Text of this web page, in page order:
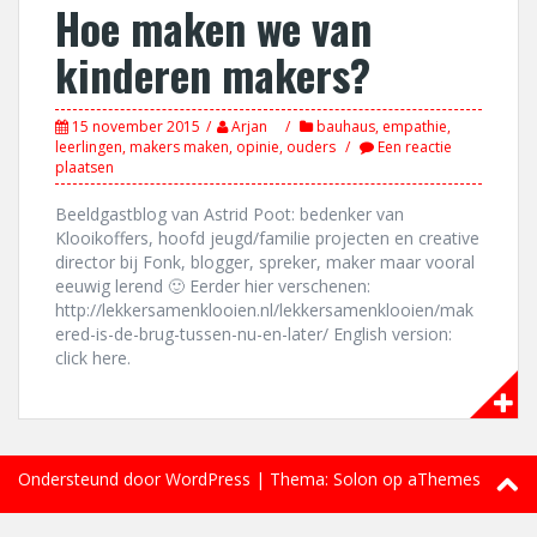
Hoe maken we van
kinderen makers?
15 november 2015 Arjan bauhaus, empathie,
leerlingen,makers maken, opinie, ouders
Een reactie
plaatsen
Beeldgastblog van Astrid Poot: bedenker van
Klooikoffers, hoofd jeugd/familie projecten en creative
director bij Fonk, blogger, spreker, maker maar vooral
eeuwig lerend 🙂 Eerder hier verschenen:
http://lekkersamenklooien.nl/lekkersamenklooien/mak
ered-is-de-brug-tussen-nu-en-later/ English version:
click here.
Ondersteund door WordPress | Thema: Solon op aThemes